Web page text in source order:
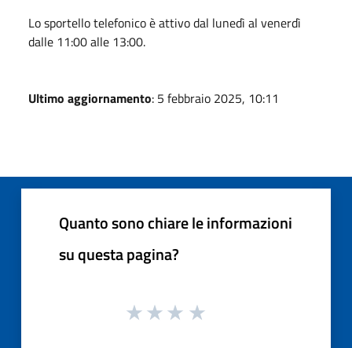
Lo sportello telefonico è attivo dal lunedì al venerdì
dalle 11:00 alle 13:00.
Ultimo aggiornamento: 5 febbraio 2025, 10:11
Quanto sono chiare le informazioni
su questa pagina?